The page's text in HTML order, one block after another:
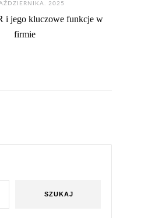
2025
i jego kluczowe funkcje w
firmie
SZUKAJ